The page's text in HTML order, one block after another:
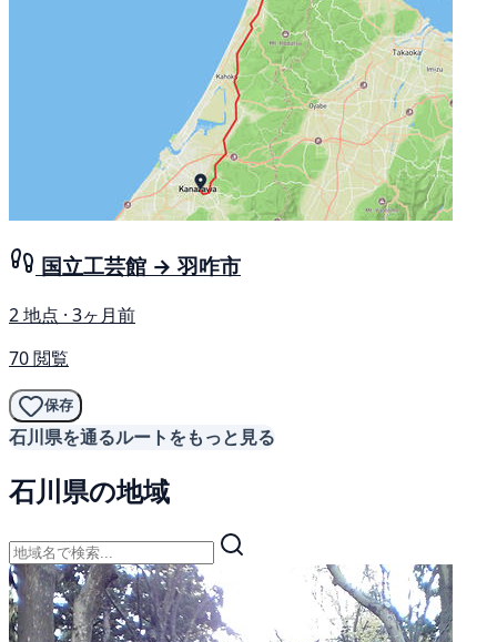
国立工芸館 → 羽咋市
2 地点 · 3ヶ月前
70 閲覧
保存
石川県を通るルートをもっと見る
石川県の地域